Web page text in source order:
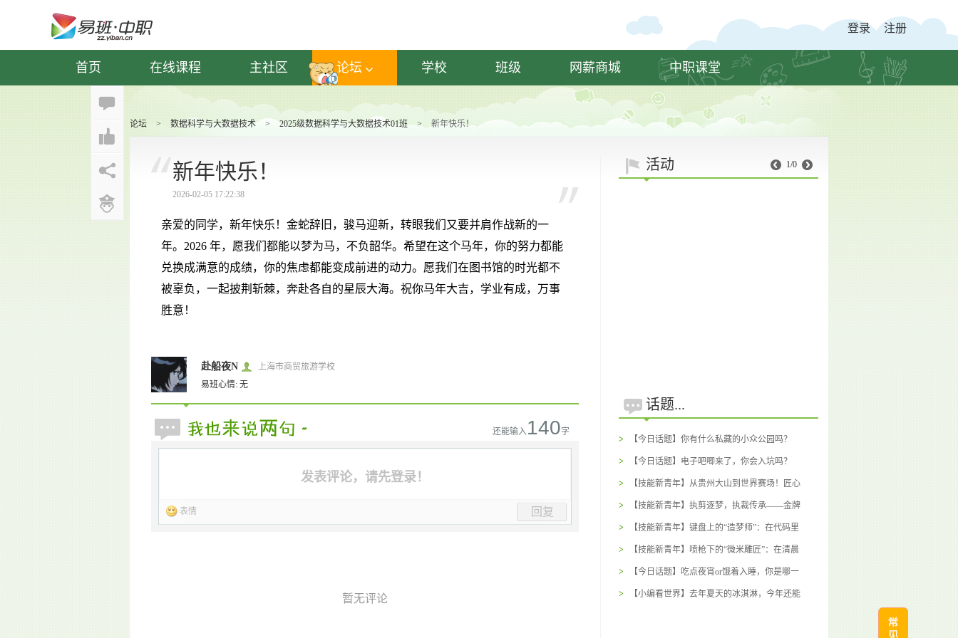
登录 注册
首页 在线课程 主社区 论坛 学校 班级 网薪商城 中职课堂
论坛 > 数据科学与大数据技术 > 2025级数据科学与大数据技术01班 > 新年快乐！
新年快乐！
2026-02-05 17:22:38
亲爱的同学，新年快乐！金蛇辞旧，骏马迎新，转眼我们又要并肩作战新的一
年。2026 年，愿我们都能以梦为马，不负韶华。希望在这个马年，你的努力都能
兑换成满意的成绩，你的焦虑都能变成前进的动力。愿我们在图书馆的时光都不
被辜负，一起披荆斩棘，奔赴各自的星辰大海。祝你马年大吉，学业有成，万事
胜意！
赴船夜N
上海市商贸旅游学校
易班心情: 无
还能输入140字
发表评论，请先登录！
表情 回复
暂无评论
活动 1/0
话题...
>
【今日话题】你有什么私藏的小众公园吗？
(0回应)
>
【今日话题】电子吧唧来了，你会入坑吗？
(0回应)
>
【技能新青年】从贵州大山到世界赛场！匠心
少年逐梦技能之巅 (0回应)
>
【技能新青年】执剪逐梦，执裁传承——金牌
选手的初心与蜕变 (0回应)
>
【技能新青年】键盘上的“造梦师”：在代码里
找回自信的桃浦青年 (0回应)
>
【技能新青年】喷枪下的“微米雕匠”：在清晨
的微光中雕刻心性 (0回应)
>
【今日话题】吃点夜宵or饿着入睡，你是哪一
种？ (0回应)
>
【小编看世界】去年夏天的冰淇淋，今年还能